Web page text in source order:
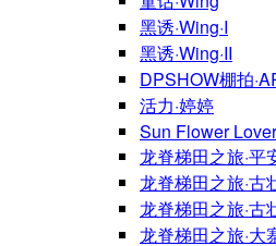
黑诱·Wing·I
黑诱·Wing·II
DPSHOW棚拍
活力·婷婷
Sun Flower Lover
龙脊梯田之旅·平
龙脊梯田之旅·古
龙脊梯田之旅·古
龙脊梯田之旅·大